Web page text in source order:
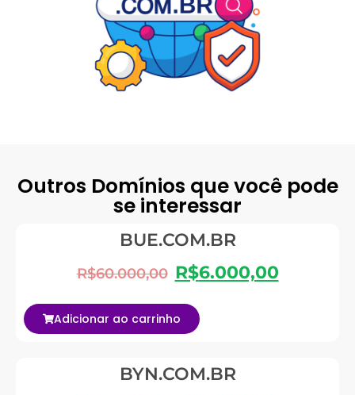
Outros Domínios que você pode
se interessar
BUE.COM.BR
R$60.000,00 R$6.000,00
Adicionar ao carrinho
BYN.COM.BR